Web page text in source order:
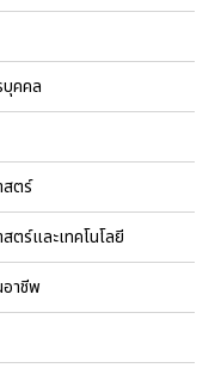
บุคคล
สตร์
ตร์และเทคโนโลยี
อาชีพ